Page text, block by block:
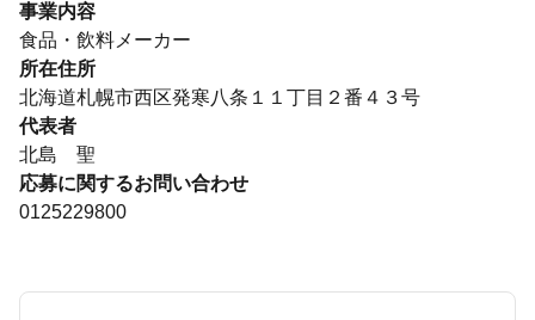
事業内容
食品・飲料メーカー
所在住所
北海道札幌市西区発寒八条１１丁目２番４３号
代表者
北島 聖
応募に関するお問い合わせ
0125229800